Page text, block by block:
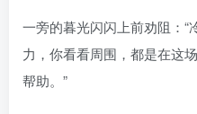
一旁的暮光闪闪上前劝阻：
力，你看看周围，都是在这
帮助。”